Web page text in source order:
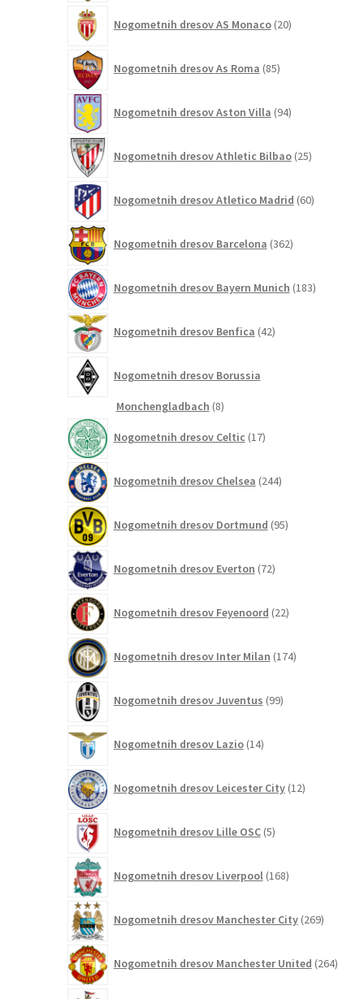
Nogometnih dresov AS Monaco 20izdelkov
Nogometnih dresov As Roma 85izdelkov
Nogometnih dresov Aston Villa 94izdelkov
Nogometnih dresov Athletic Bilbao 25izdelkov
Nogometnih dresov Atletico Madrid 60izdelkov
Nogometnih dresov Barcelona 362izdelkov
Nogometnih dresov Bayern Munich 183izdelkov
Nogometnih dresov Benfica 42izdelkov
Nogometnih dresov Borussia
Monchengladbach 88
Nogometnih dresov Celtic 17izdelkov
Nogometnih dresov Chelsea 244izdelkov
Nogometnih dresov Dortmund 95izdelkov
Nogometnih dresov Everton 72izdelkov
Nogometnih dresov Feyenoord 22izdelkov
Nogometnih dresov Inter Milan 174izdelkov
Nogometnih dresov Juventus 99izdelkov
Nogometnih dresov Lazio 14izdelkov
Nogometnih dresov Leicester City 12izdelkov
Nogometnih dresov Lille OSC 5izdelkov
Nogometnih dresov Liverpool 168izdelkov
Nogometnih dresov Manchester City 269izdelkov
Nogometnih dresov Manchester United 264